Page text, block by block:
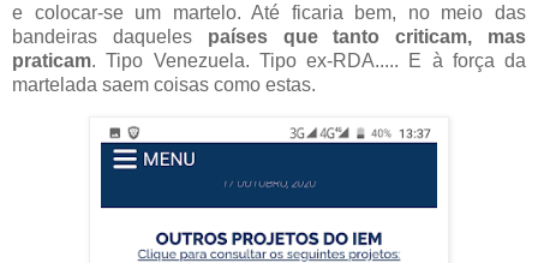
e colocar-se um martelo. Até ficaria bem, no meio das
bandeiras daqueles países que tanto criticam, mas
praticam. Tipo Venezuela. Tipo ex-RDA..... E à força da
martelada saem coisas como estas.